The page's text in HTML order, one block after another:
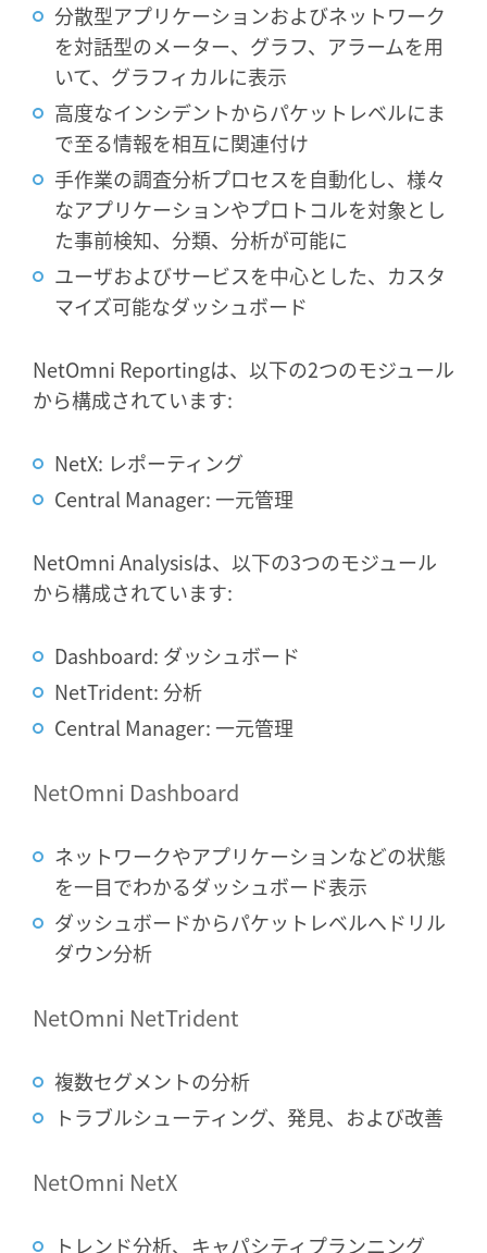
分散型アプリケーションおよびネットワーク
を対話型のメーター、グラフ、アラームを用
いて、グラフィカルに表示
高度なインシデントからパケットレベルにま
で至る情報を相互に関連付け
手作業の調査分析プロセスを自動化し、様々
なアプリケーションやプロトコルを対象とし
た事前検知、分類、分析が可能に
ユーザおよびサービスを中心とした、カスタ
マイズ可能なダッシュボード
NetOmni Reportingは、以下の2つのモジュール
から構成されています:
NetX: レポーティング
Central Manager: 一元管理
NetOmni Analysisは、以下の3つのモジュール
から構成されています:
Dashboard: ダッシュボード
NetTrident: 分析
Central Manager: 一元管理
NetOmni Dashboard
ネットワークやアプリケーションなどの状態
を一目でわかるダッシュボード表示
ダッシュボードからパケットレベルへドリル
ダウン分析
NetOmni NetTrident
複数セグメントの分析
トラブルシューティング、発見、および改善
NetOmni NetX
トレンド分析、キャパシティプランニング